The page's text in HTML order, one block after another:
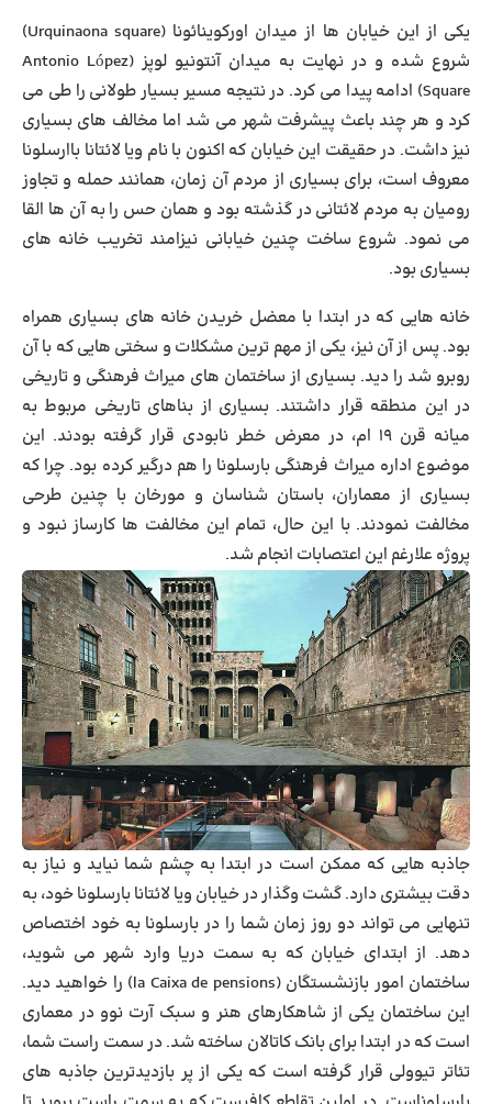
یکی از این خیابان ها از میدان اورکوینائونا (Urquinaona square)
شروع شده و در نهایت به میدان آنتونیو لوپز (Antonio López
Square) ادامه پیدا می کرد. در نتیجه مسیر بسیار طولانی را طی می
کرد و هر چند باعث پیشرفت شهر می شد اما مخالف های بسیاری
نیز داشت. در حقیقت این خیابان که اکنون با نام ویا لائتانا باارسلونا
معروف است، برای بسیاری از مردم آن زمان، همانند حمله و تجاوز
رومیان به مردم لائتانی در گذشته بود و همان حس را به آن ها القا
می نمود. شروع ساخت چنین خیابانی نیزامند تخریب خانه های
بسیاری بود.
خانه هایی که در ابتدا با معضل خریدن خانه های بسیاری همراه
بود. پس از آن نیز، یکی از مهم ترین مشکلات و سختی هایی که با آن
روبرو شد را دید. بسیاری از ساختمان های میراث فرهنگی و تاریخی
در این منطقه قرار داشتند. بسیاری از بناهای تاریخی مربوط به
میانه قرن ۱۹ ام، در معرض خطر نابودی قرار گرفته بودند. این
موضوع اداره میراث فرهنگی بارسلونا را هم درگیر کرده بود. چرا که
بسیاری از معماران، باستان شناسان و مورخان با چنین طرحی
مخالفت نمودند. با این حال، تمام این مخالفت ها کارساز نبود و
پروژه علارغم این اعتصابات انجام شد.
جاذبه هایی که ممکن است در ابتدا به چشم شما نیاید و نیاز به
دقت بیشتری دارد. گشت وگذار در خیابان ویا لائتانا بارسلونا خود، به
تنهایی می تواند دو روز زمان شما را در بارسلونا به خود اختصاص
دهد. از ابتدای خیابان که به سمت دریا وارد شهر می شوید،
ساختمان امور بازنشستگان (la Caixa de pensions) را خواهید دید.
این ساختمان یکی از شاهکارهای هنر و سبک آرت نوو در معماری
است که در ابتدا برای بانک کاتالان ساخته شد. در سمت راست شما،
تئاتر تیوولی قرار گرفته است که یکی از پر بازدیدترین جاذبه های